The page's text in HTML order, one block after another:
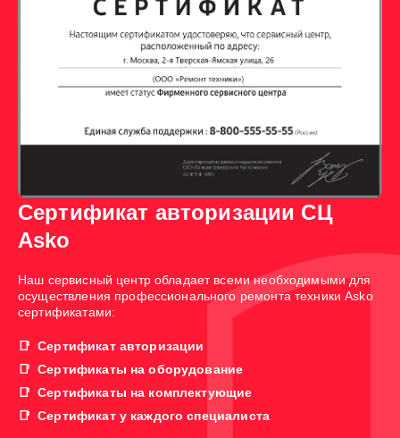
Сертификат авторизации СЦ
Asko
Наш сервисный центр обладает всеми необходимыми для
осуществления профессионального ремонта техники Asko
сертификатами:
Сертификат авторизации
Сертификаты на оборудование
Сертификаты на комплектующие
Сертификат у каждого специалиста